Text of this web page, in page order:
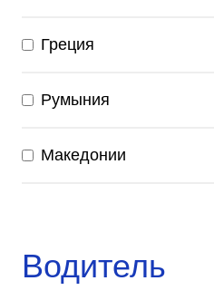
Греция
Румыния
Македонии
Водитель